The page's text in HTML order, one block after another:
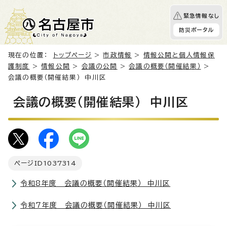
緊急情報なし
防災ポータル
現在の位置： トップページ >市政情報 > 情報公開と個人情報保
護制度
>情報公開 > 会議の公開 >会議の概要（開催結果）
>
会議の概要（開催結果） 中川区
会議の概要（開催結果） 中川区
ページID 1037314
令和8年度 会議の概要（開催結果） 中川区
令和7年度 会議の概要（開催結果） 中川区